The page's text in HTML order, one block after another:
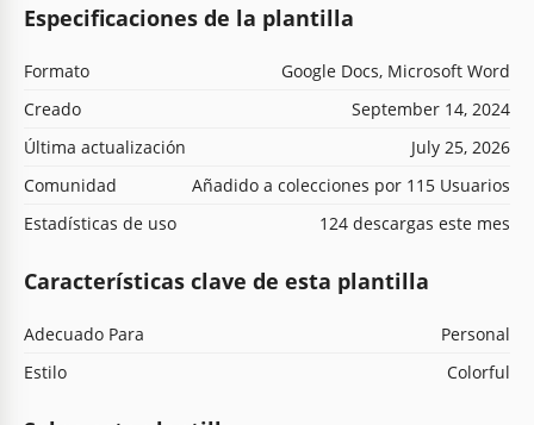
Especificaciones de la plantilla
Formato
Google Docs, Microsoft Word
Creado
September 14, 2024
Última actualización
July 25, 2026
Comunidad
Añadido a colecciones por 115 Usuarios
Estadísticas de uso
124 descargas este mes
Características clave de esta plantilla
Adecuado Para
Personal
Estilo
Colorful